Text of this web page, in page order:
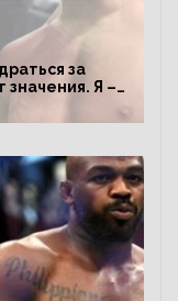
за
значения. Я –